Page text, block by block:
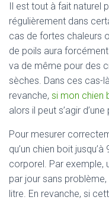
Il est tout à fait naturel
régulièrement dans
cas de fortes chaleurs
de poils aura
va de même pour des
sèches. Dans ces cas-
revanche, si mon chien
alors il peut s’agir
Pour mesurer
qu’un chien boit
corporel. Par exemple,
par jour sans problème,
litre. En revanche, si